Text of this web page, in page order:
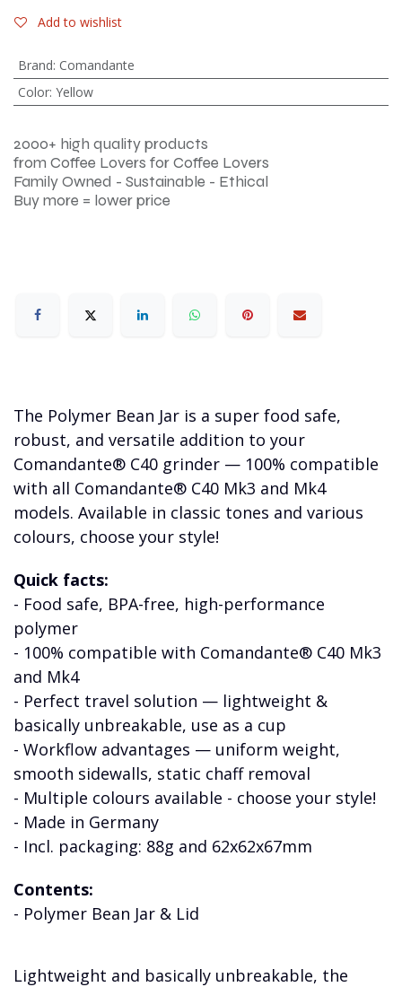
Add to wishlist
Brand: Comandante
Color: Yellow
2000+ high quality products
from Coffee Lovers for Coffee Lovers
Family Owned - Sustainable - Ethical
Buy more = lower price
The Polymer Bean Jar is a super food safe,
robust, and versatile addition to your
Comandante® C40 grinder — 100% compatible
with all Comandante® C40 Mk3 and Mk4
models. Available in classic tones and various
colours, choose your style!
Quick facts:
- Food safe, BPA-free, high-performance
polymer
- 100% compatible with Comandante® C40 Mk3
and Mk4
- Perfect travel solution — lightweight &
basically unbreakable, use as a cup
- Workflow advantages — uniform weight,
smooth sidewalls, static chaff removal
- Multiple colours available - choose your style!
- Made in Germany
- Incl. packaging: 88g and 62x62x67mm
Contents:
- Polymer Bean Jar & Lid
Lightweight and basically unbreakable, the